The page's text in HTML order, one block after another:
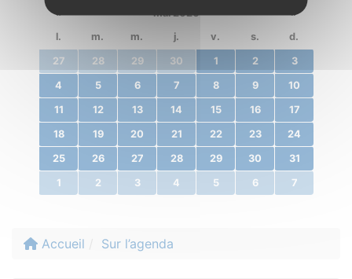
« mai 2020
»
l.
m. m. j. v. s. d.
27 28 29 30 1 2 3
4 5 6 7 8 9 10
11 12 13 14 15 16 17
18 19 20 21 22 23 24
25 26 27 28 29 30 31
1 2 3 4 5 6 7
Accueil Sur l’agenda